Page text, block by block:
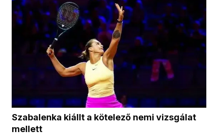
Szabalenka kiállt a kötelező nemi vizsgálat
mellett